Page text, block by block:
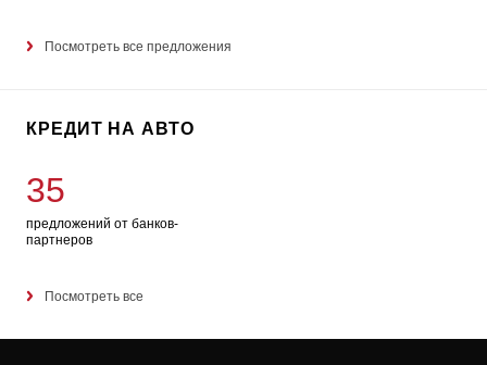
Посмотреть все предложения
КРЕДИТ НА АВТО
35
предложений от банков-
партнеров
Посмотреть все